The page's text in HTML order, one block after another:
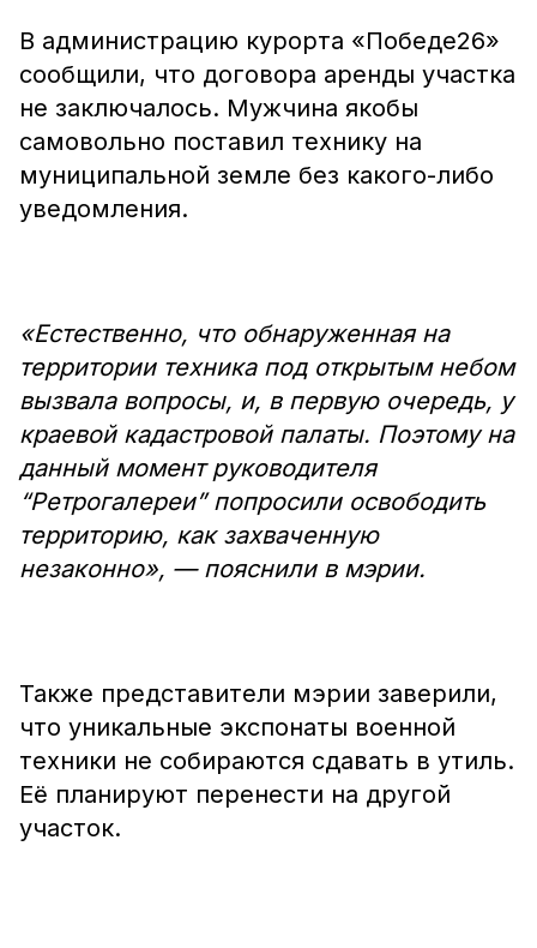
В администрацию курорта «Победе26»
сообщили, что договора аренды участка
не заключалось. Мужчина якобы
самовольно поставил технику на
муниципальной земле без какого-либо
уведомления.
«Естественно, что обнаруженная на
территории техника под открытым небом
вызвала вопросы, и, в первую очередь, у
краевой кадастровой палаты. Поэтому на
данный момент руководителя
“Ретрогалереи” попросили освободить
территорию, как захваченную
незаконно», — пояснили в мэрии.
Также представители мэрии заверили,
что уникальные экспонаты военной
техники не собираются сдавать в утиль.
Её планируют перенести на другой
участок.